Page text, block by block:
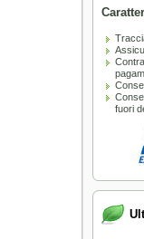
Long Silver Ionic
A SOLI 24.50 €
fuori